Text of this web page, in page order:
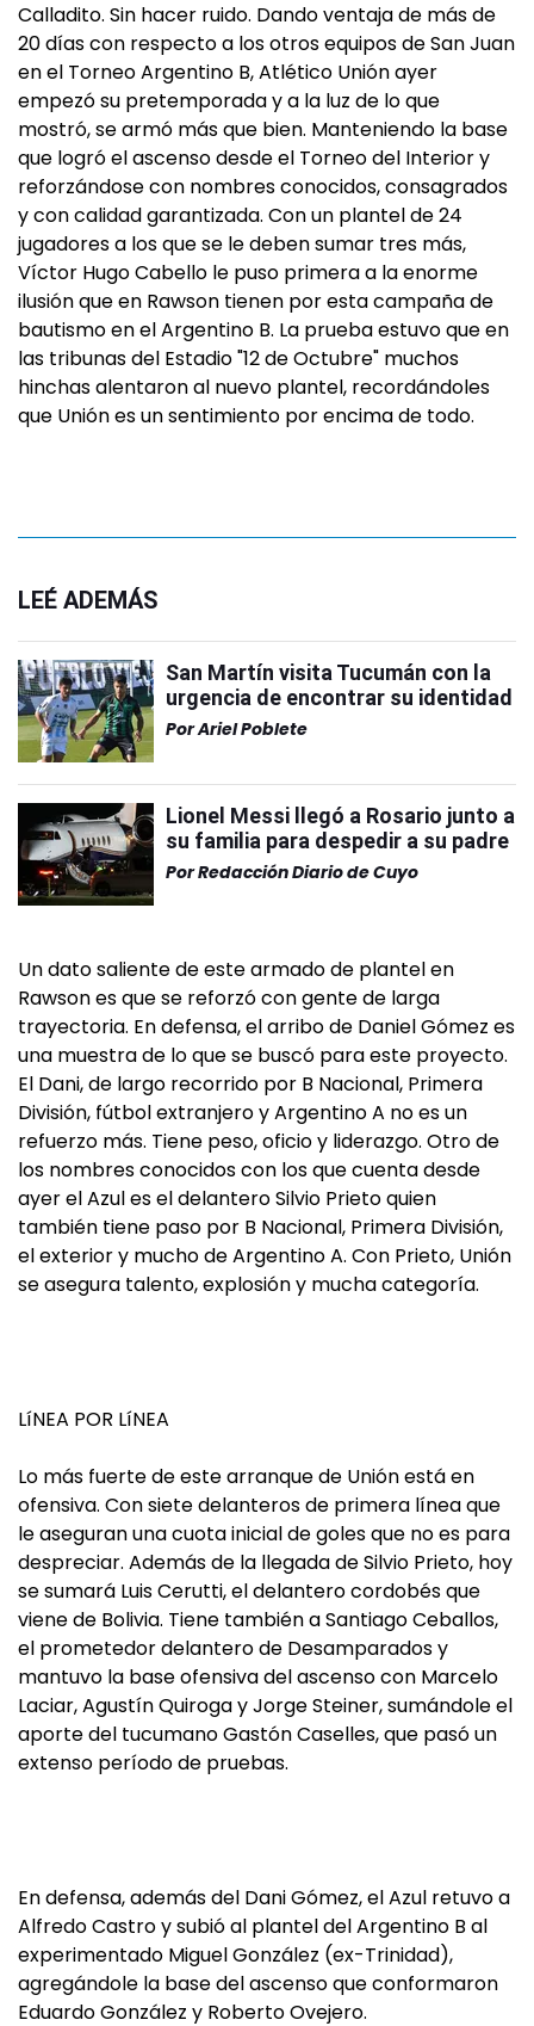
Calladito. Sin hacer ruido. Dando ventaja de más de
20 días con respecto a los otros equipos de San Juan
en el Torneo Argentino B, Atlético Unión ayer
empezó su pretemporada y a la luz de lo que
mostró, se armó más que bien. Manteniendo la base
que logró el ascenso desde el Torneo del Interior y
reforzándose con nombres conocidos, consagrados
y con calidad garantizada. Con un plantel de 24
jugadores a los que se le deben sumar tres más,
Víctor Hugo Cabello le puso primera a la enorme
ilusión que en Rawson tienen por esta campaña de
bautismo en el Argentino B. La prueba estuvo que en
las tribunas del Estadio "12 de Octubre" muchos
hinchas alentaron al nuevo plantel, recordándoles
que Unión es un sentimiento por encima de todo.
LEÉ ADEMÁS
San Martín visita Tucumán con la
urgencia de encontrar su identidad
PorAriel Poblete
Lionel Messi llegó a Rosario junto a
su familia para despedir a su padre
PorRedacción Diario de Cuyo
Un dato saliente de este armado de plantel en
Rawson es que se reforzó con gente de larga
trayectoria. En defensa, el arribo de Daniel Gómez es
una muestra de lo que se buscó para este proyecto.
El Dani, de largo recorrido por B Nacional, Primera
División, fútbol extranjero y Argentino A no es un
refuerzo más. Tiene peso, oficio y liderazgo. Otro de
los nombres conocidos con los que cuenta desde
ayer el Azul es el delantero Silvio Prieto quien
también tiene paso por B Nacional, Primera División,
el exterior y mucho de Argentino A. Con Prieto, Unión
se asegura talento, explosión y mucha categoría.
LíNEA POR LíNEA
Lo más fuerte de este arranque de Unión está en
ofensiva. Con siete delanteros de primera línea que
le aseguran una cuota inicial de goles que no es para
despreciar. Además de la llegada de Silvio Prieto, hoy
se sumará Luis Cerutti, el delantero cordobés que
viene de Bolivia. Tiene también a Santiago Ceballos,
el prometedor delantero de Desamparados y
mantuvo la base ofensiva del ascenso con Marcelo
Laciar, Agustín Quiroga y Jorge Steiner, sumándole el
aporte del tucumano Gastón Caselles, que pasó un
extenso período de pruebas.
En defensa, además del Dani Gómez, el Azul retuvo a
Alfredo Castro y subió al plantel del Argentino B al
experimentado Miguel González (ex-Trinidad),
agregándole la base del ascenso que conformaron
Eduardo González y Roberto Ovejero.